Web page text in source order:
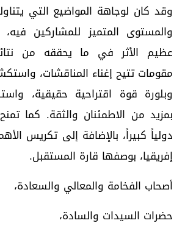
وقد كان لوجاهة المواضيع التي
والمستوى المتميز للمشاركين
عظيم الأثر في ما يحققه من
مقومات تتيح إغناء المناقشات،
وبلورة قوة اقتراحية حقيقية،
بمزيد من الاطمئنان والثقة. كما
دولياً كبيراً، بالإضافة إلى تكريس
إفريقيا، بوصفها قارة المستقبل.
أصحاب الفخامة والمعالي والسعادة،
حضرات السيدات والسادة،